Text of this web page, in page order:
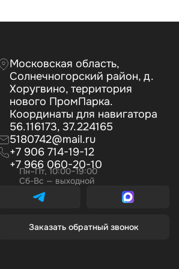
Московская область,
Солнечногорский район, д.
Хоругвино, территория
нового ПромПарка.
Координаты для навигатора
56.116173, 37.224165
5180742@mail.ru
+7 906 714-19-12
+7 966 060-20-10
Пн–Пт, 10:00–19:00
Сб-Вс — выходной
Заказать обратный звонок